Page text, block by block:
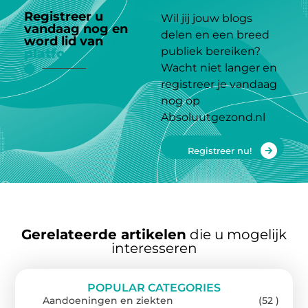
Registreer u
vandaag nog en
word lid van
platform
Wil jij jouw blogs
delen en een breed
publiek bereiken?
Wacht niet langer en
registreer je vandaag
nog op
Absoluutgezond.nl
Registreer nu!
Gerelateerde artikelen die u mogelijk
interesseren
POPULAR CATEGORIES
Aandoeningen en ziekten
(52 )